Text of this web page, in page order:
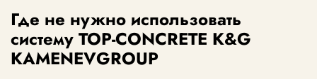
Где не нужно использовать
систему TOP-CONCRETE K&G
KAMENEVGROUP